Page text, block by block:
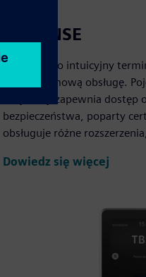
2D SENSE
2D SENSE to intuicyjny
bezproblemową obsługę.
dotykowy zapewnia dostęp
bezpieczeństwa, poparty
obsługuje różne
Dowiedz się więcej